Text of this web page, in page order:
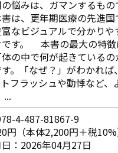
悩みは、ガマンするも
は、更年期医療の先進
なビジュアルで分かり
です。 本書の最大の特
の中で何が起きている
。「なぜ？」がわかれ
フラッシュや動悸など
...
4-487-81867-9
円（本体2,200円＋税10%
：2026年04月27日